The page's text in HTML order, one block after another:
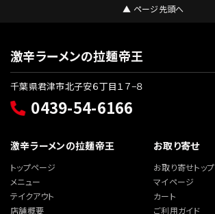
▲ ページ先頭へ
激辛ラーメンの拉麺帝王
千葉県君津市北子安６丁目１７−８
0439-54-6166
激辛ラーメンの拉麺帝王
トップページ
メニュー
テイクアウト
店舗概要
お取り寄せ
お取り寄せトップ
マイページ
カート
ご利用ガイド